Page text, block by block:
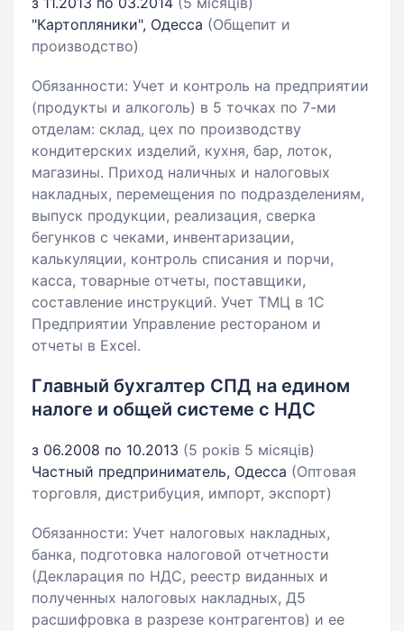
"Картопляники", Одесса (Общепит и
производство)
Обязанности: Учет и контроль на предприятии
(продукты и алкоголь) в 5 точках по 7-ми
отделам: склад, цех по производству
кондитерских изделий, кухня, бар, лоток,
магазины. Приход наличных и налоговых
накладных, перемещения по подразделениям,
выпуск продукции, реализация, сверка
бегунков с чеками, инвентаризации,
калькуляции, контроль списания и порчи,
касса, товарные отчеты, поставщики,
составление инструкций. Учет ТМЦ в 1С
Предприятии Управление рестораном и
отчеты в Excel.
Главный бухгалтер СПД на едином
налоге и общей системе с НДС
з 06.2008 по 10.2013 (5 років 5 місяців)
Частный предприниматель, Одесса (Оптовая
торговля, дистрибуция, импорт, экспорт)
Обязанности: Учет налоговых накладных,
банка, подготовка налоговой отчетности
(Декларация по НДС, реестр виданных и
полученных налоговых накладных, Д5
расшифровка в разрезе контрагентов) и ее